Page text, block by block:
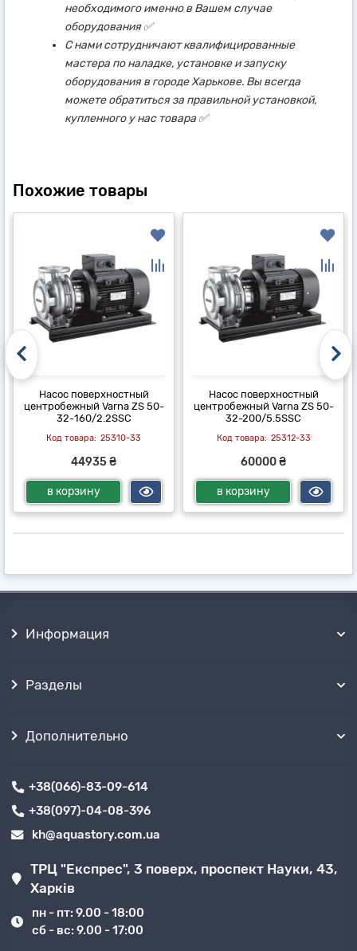
необходимого именно в Вашем случае
оборудования ✅
С нами сотрудничают квалифицированные
мастера по наладке, установке и запуску
оборудования в городе Харькове. Вы всегда
можете обратиться за правильной установкой,
купленного у нас товара ✅
Похожие товары
Насос поверхностный
центробежный Varna ZS 50-
32-160/2.2SSC
25310-33
44935 ₴
в корзину
Насос поверхностный
центробежный Varna ZS 50-
32-200/5.5SSC
25312-33
60000 ₴
в корзину
Информация
Разделы
Дополнительно
+38(066)-83-09-614
+38(097)-04-08-396
kh@aquastory.com.ua
ТРЦ "Експрес", 3 поверх, проспект Науки, 43,
Харків
пн - пт: 9.00 - 18:00
сб - вс: 9.00 - 17:00